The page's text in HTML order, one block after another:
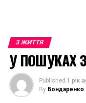
З ЖИТТЯ
У ПОШУКАХ
Published 1 рік
By Бондаренко